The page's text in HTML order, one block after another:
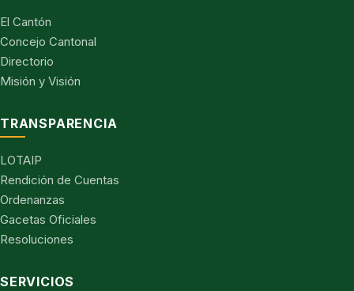
El Cantón
Concejo Cantonal
Directorio
Misión y Visión
TRANSPARENCIA
LOTAIP
Rendición de Cuentas
Ordenanzas
Gacetas Oficiales
Resoluciones
SERVICIOS